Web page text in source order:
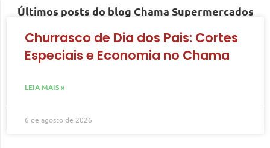
Últimos posts do blog Chama Supermercados
Churrasco de Dia dos Pais: Cortes
Especiais e Economia no Chama
LEIA MAIS »
6 de agosto de 2026